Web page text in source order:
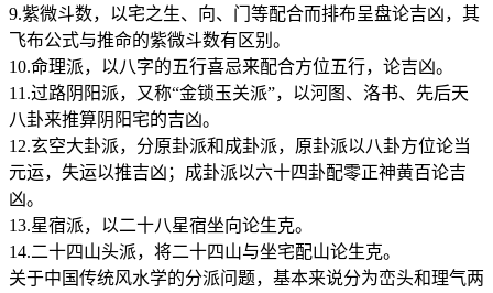
9.紫微斗数，以宅之生、向、门等配合而排布呈盘论吉凶，其
飞布公式与推命的紫微斗数有区别。
10.命理派，以八字的五行喜忌来配合方位五行，论吉凶。
11.过路阴阳派，又称“金锁玉关派”，以河图、洛书、先后天
八卦来推算阴阳宅的吉凶。
12.玄空大卦派，分原卦派和成卦派，原卦派以八卦方位论当
元运，失运以推吉凶；成卦派以六十四卦配零正神黄百论吉
凶。
13.星宿派，以二十八星宿坐向论生克。
14.二十四山头派，将二十四山与坐宅配山论生克。
关于中国传统风水学的分派问题，基本来说分为峦头和理气两